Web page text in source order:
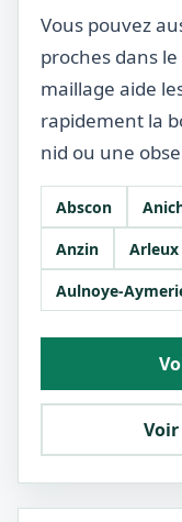
Vous pouvez
proches dans
maillage aide
rapidement la
nid ou une
Abscon
Anzin
Arleux
Aulnoye-